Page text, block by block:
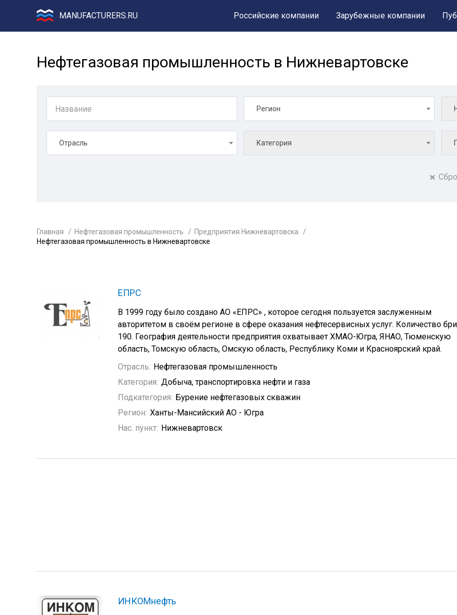
MANUFACTURERS.RU Российские компании Зарубежные компании
Нефтегазовая промышленность в Нижневартовске
Регион
Отрасль Категория
Главная Нефтегазовая промышленность
Предприятия Нижневартовска
Нефтегазовая промышленность в Нижневартовске
ЕПРС
В 1999 году было создано АО «ЕПРС» , которое сегодня пользуется заслуженным
авторитетом в своём регионе в сфере оказания нефтесервисных услуг. Количество
190. География деятельности предприятия охватывает ХМАО-Югра, ЯНАО, Тюменскую
область, Томскую область, Омскую область, Республику Коми и Красноярский край.
Отрасль: Нефтегазовая промышленность
Категория: Добыча, транспортировка нефти и газа
Подкатегория: Бурение нефтегазовых скважин
Регион: Ханты-Мансийский АО - Югра
Нас. пункт: Нижневартовск
ИНКОМнефть